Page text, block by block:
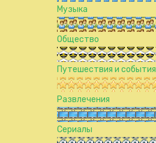
Музыка
Общество
Путешествия и события
Развлечения
Сериалы